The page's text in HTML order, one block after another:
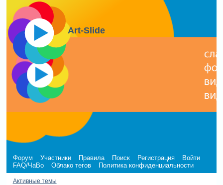
Art-Slide
Форум Участники Правила Поиск Регистрация
Войти
FAQ/ЧаВо
Облако тегов Политика конфиденциальности
Активные темы